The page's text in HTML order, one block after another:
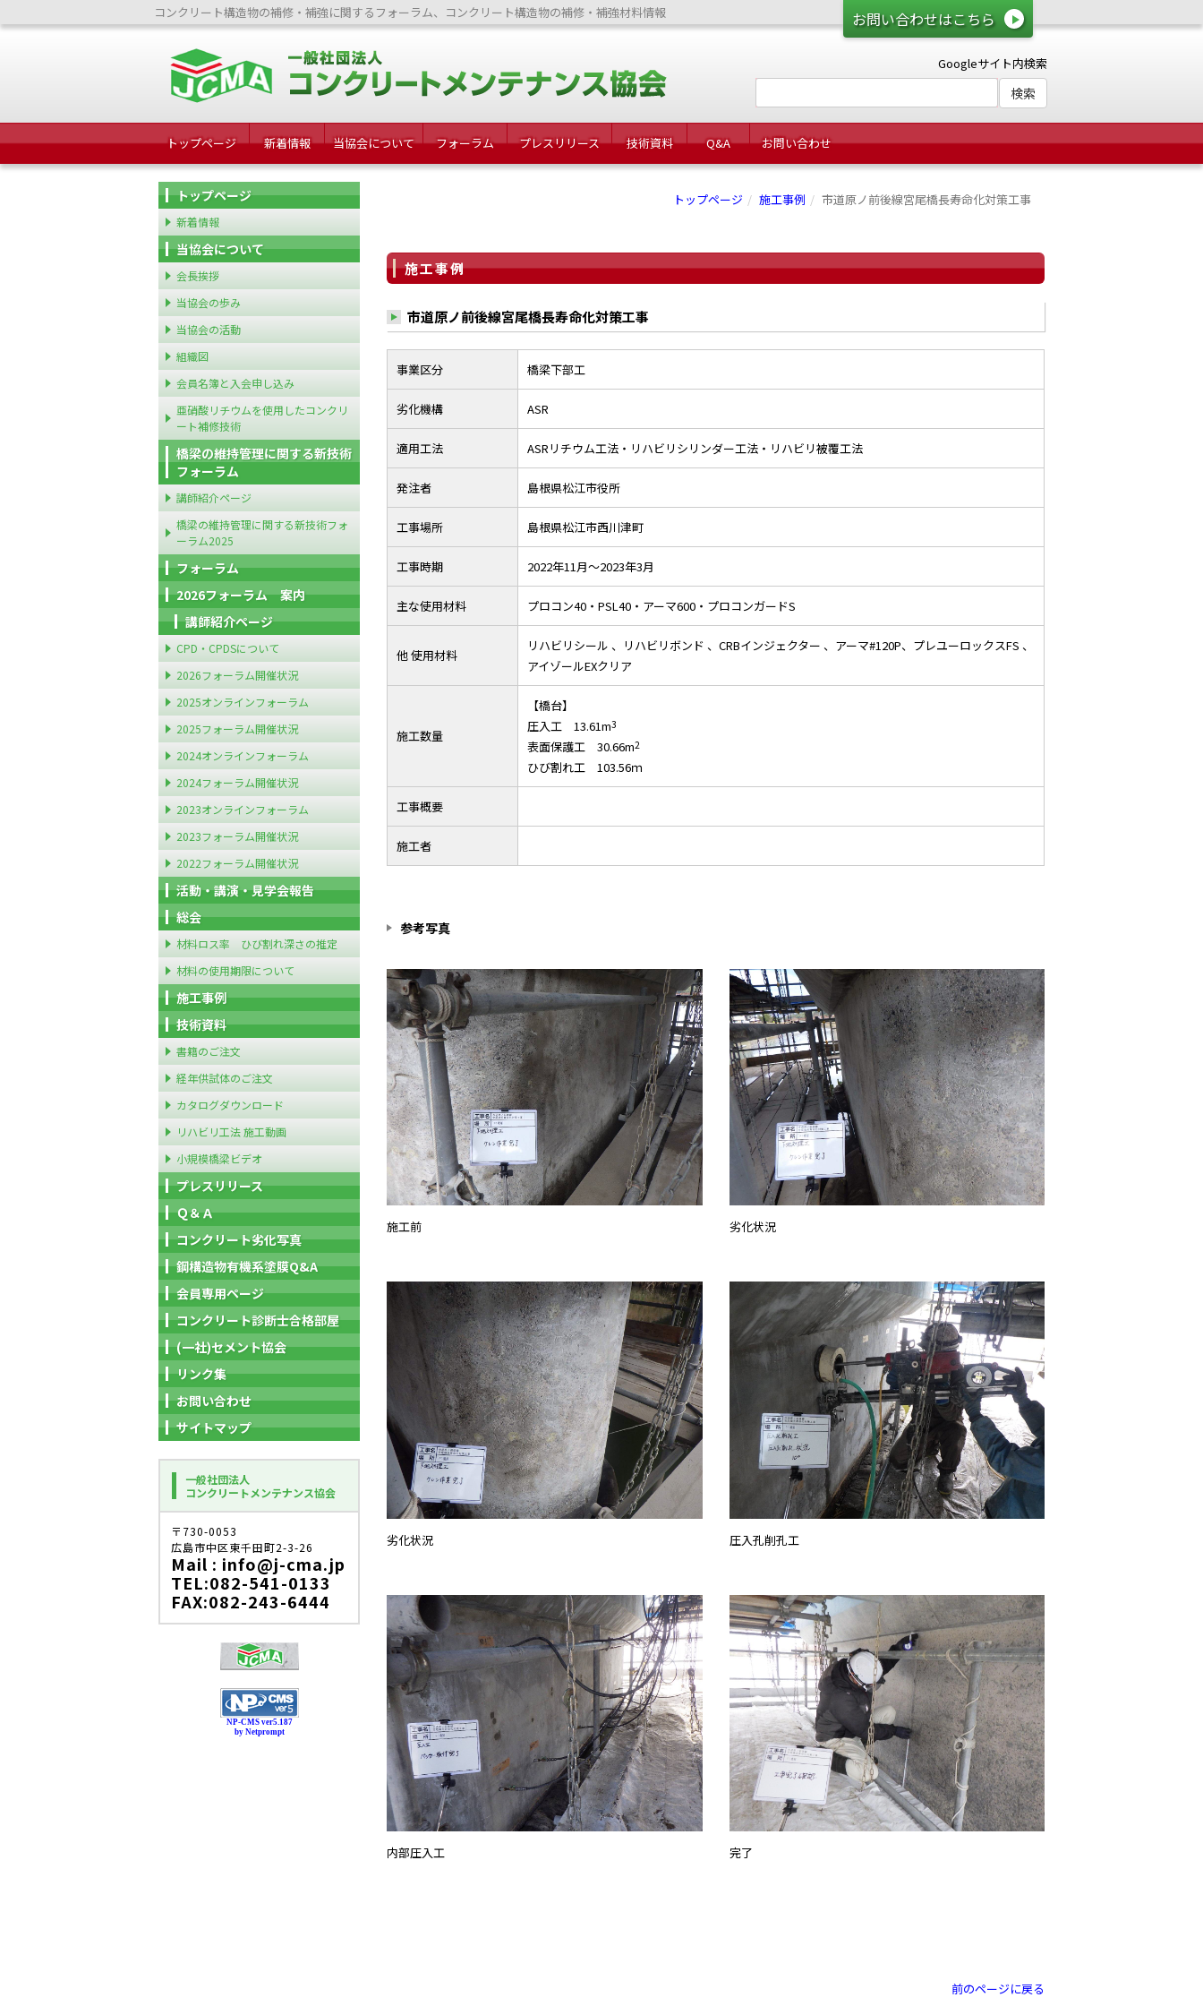
お問い合わせはこちら
コンクリート構造物の補修・補強に関するフォーラム、コンクリート構造物の補修・補強材料情報
Googleサイト内検索
トップページ 新着情報 当協会について フォーラム プレスリリース 技術資料 Q&A お問い合わせ
トップページ 施工事例 市道原ノ前後線宮尾橋長寿命化対策工事
施工事例
市道原ノ前後線宮尾橋長寿命化対策工事
事業区分 橋梁下部工
劣化機構 ASR
適用工法 ASRリチウム工法・リハビリシリンダー工法・リハビリ被覆工法
発注者 島根県松江市役所
工事場所 島根県松江市西川津町
工事時期 2022年11月～2023年3月
主な使用材料 プロコン40・PSL40・アーマ600・プロコンガードS
他 使用材料
リハビリシール 、リハビリボンド 、CRBインジェクター 、アーマ#120P、プレユーロックスFS 、
アイゾールEXクリア
施工数量
【橋台】
圧入工 13.61m3
表面保護工 30.66m2
ひび割れ工 103.56ｍ
工事概要
施工者
参考写真
施工前 劣化状況
劣化状況 圧入孔削孔工
内部圧入工 完了
前のページに戻る
トップページ
新着情報
当協会について
会長挨拶
当協会の歩み
当協会の活動
組織図
会員名簿と入会申し込み
亜硝酸リチウムを使用したコンクリ
ート補修技術
橋梁の維持管理に関する新技術
フォーラム
講師紹介ページ
橋梁の維持管理に関する新技術フォ
ーラム2025
フォーラム
2026フォーラム 案内
講師紹介ページ
CPD・CPDSについて
2026フォーラム開催状況
2025オンラインフォーラム
2025フォーラム開催状況
2024オンラインフォーラム
2024フォーラム開催状況
2023オンラインフォーラム
2023フォーラム開催状況
2022フォーラム開催状況
活動・講演・見学会報告
総会
材料ロス率 ひび割れ深さの推定
材料の使用期限について
施工事例
技術資料
書籍のご注文
経年供試体のご注文
カタログダウンロード
リハビリ工法 施工動画
小規模橋梁ビデオ
プレスリリース
Ｑ＆Ａ
コンクリート劣化写真
鋼構造物有機系塗膜Q&A
会員専用ページ
コンクリート診断士合格部屋
(一社)セメント協会
リンク集
お問い合わせ
サイトマップ
一般社団法人
コンクリートメンテナンス協会
〒730-0053
広島市中区東千田町2-3-26
Mail : info@j-cma.jp
TEL:082-541-0133
FAX:082-243-6444
NP-CMS ver5.187
by Netprompt